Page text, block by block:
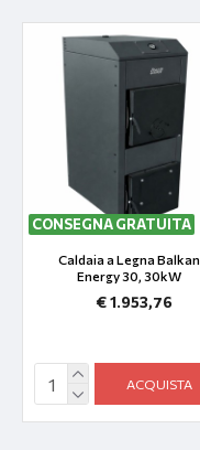
CONSEGNA GRATUITA
Caldaia a Legna Balkan
Energy 30, 30kW
€ 1.953,76
ACQUISTA